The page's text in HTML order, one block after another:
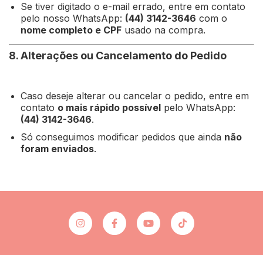
Se tiver digitado o e-mail errado, entre em contato
pelo nosso WhatsApp: (44) 3142-3646 com o
nome completo e CPF usado na compra.
8. Alterações ou Cancelamento do Pedido
Caso deseje alterar ou cancelar o pedido, entre em
contato o mais rápido possível pelo WhatsApp:
(44) 3142-3646.
Só conseguimos modificar pedidos que ainda não
foram enviados.